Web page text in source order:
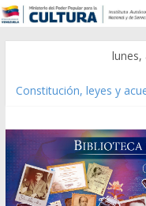
lunes,
Constitución, leyes y
Modesta Bor Sánchez
Gaceta Oficial de la
Caracas 09 de marzo de
Catálogo temático de